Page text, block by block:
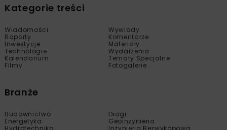
Kategorie treści
Wiadomości
Wywiady
Raporty
Komentarze
Inwestycje
Materiały
Technologie
Wydarzenia
Kalendarium
Tematy Specjalne
Filmy
Fotogalerie
Branże
Budownictwo
Drogi
Energetyka
Geoinżynieria
Hydrotechnika
Inżynieria Bezwykopowa